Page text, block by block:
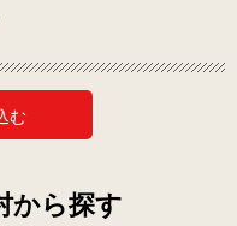
む
から探す